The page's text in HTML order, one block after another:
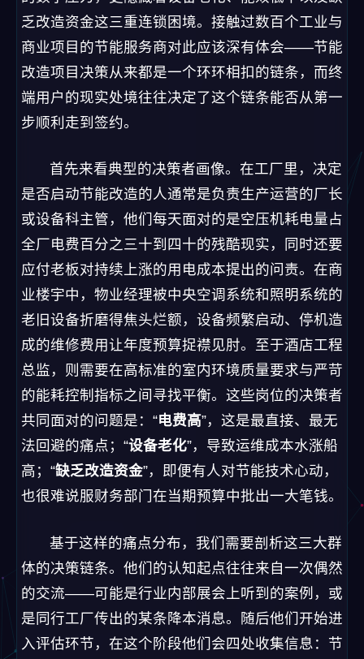
乏改造资金这三重连锁困境。接触过数百个工业与
商业项目的节能服务商对此应该深有体会——节能
改造项目决策从来都是一个环环相扣的链条，而终
端用户的现实处境往往决定了这个链条能否从第一
步顺利走到签约。
首先来看典型的决策者画像。在工厂里，决定
是否启动节能改造的人通常是负责生产运营的厂长
或设备科主管，他们每天面对的是空压机耗电量占
全厂电费百分之三十到四十的残酷现实，同时还要
应付老板对持续上涨的用电成本提出的问责。在商
业楼宇中，物业经理被中央空调系统和照明系统的
老旧设备折磨得焦头烂额，设备频繁启动、停机造
成的维修费用让年度预算捉襟见肘。至于酒店工程
总监，则需要在高标准的室内环境质量要求与严苛
的能耗控制指标之间寻找平衡。这些岗位的决策者
共同面对的问题是：“电费高”，这是最直接、最无
法回避的痛点；“设备老化”，导致运维成本水涨船
高；“缺乏改造资金”，即便有人对节能技术心动，
也很难说服财务部门在当期预算中批出一大笔钱。
基于这样的痛点分布，我们需要剖析这三大群
体的决策链条。他们的认知起点往往来自一次偶然
的交流——可能是行业内部展会上听到的案例，或
是同行工厂传出的某条降本消息。随后他们开始进
入评估环节，在这个阶段他们会四处收集信息：节